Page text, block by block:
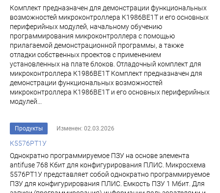
Комплект предназначен для демонстрации функциональных
возможностей микроконтроллера К1986ВЕ1Т и его основных
периферийных модулей, начальному обучению
программирования микроконтроллера с помощью
прилагаемой демонстрационной программы, а также
отладки собственных проектов с применением
установленных на плате блоков. Отладочный комплект для
микроконтроллера К1986ВЕ1Т Комплект предназначен для
демонстрации функциональных возможностей
микроконтроллера К1986ВЕ1Т и его основных периферийных
модулей...
Продукты Изменен: 02.03.2026
К5576РТ1У
Однократно программируемое ПЗУ на основе элемента
antifuse 768 Кбит для конфигурирования ПЛИС. Микросхема
5576РТ1У представляет собой однократно программируемое
ПЗУ для конфигурирования ПЛИС. Емкость ПЗУ 1 Мбит. Для